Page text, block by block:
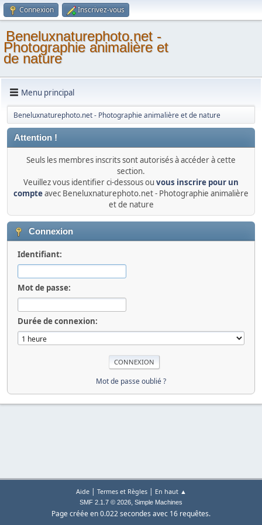
Connexion Inscrivez-vous
Beneluxnaturephoto.net -
Photographie animalière et
de nature
Menu principal
Beneluxnaturephoto.net - Photographie animalière et de nature
Attention !
Seuls les membres inscrits sont autorisés à accéder à cette
section.
Veuillez vous identifier ci-dessous ou vous inscrire pour un
compteavec Beneluxnaturephoto.net - Photographie animalière
et de nature
Connexion
Identifiant:
Mot de passe:
Durée de connexion:
Mot de passe oublié ?
Aide| Termes et Règles| En haut ▲
SMF 2.1.7 © 2026, Simple Machines
Page créée en 0.022 secondes avec 16 requêtes.